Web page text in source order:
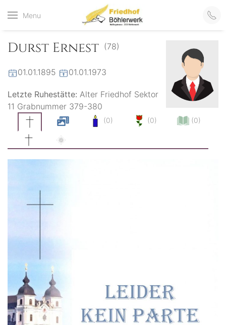
Menu
Friedhof
der virtuelle Friedhof
Durst Ernest (78)
01.01.1895 01.01.1973
Letzte Ruhestätte: Alter Friedhof Sektor
11 Grabnummer 379-380
(0) (0) (0)